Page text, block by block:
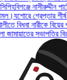
হবিগঞ্জে নাসীরুদ্দীন
যশোরে গ্রেপ্তার শীর্ষ
বিধবা নারীকে বিয়ের
সভাপতির